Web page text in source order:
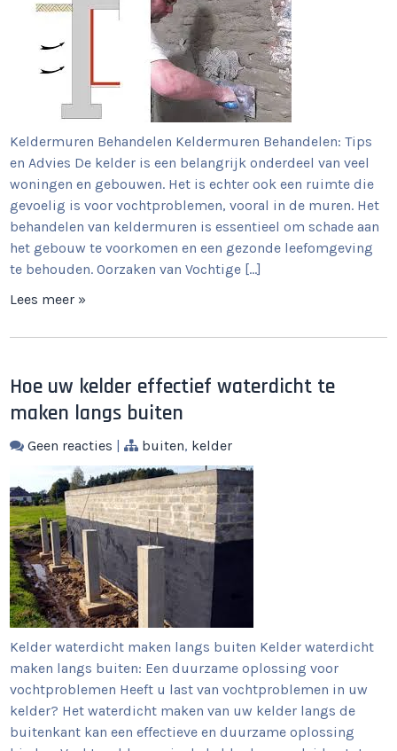
Keldermuren Behandelen Keldermuren Behandelen: Tips
en Advies De kelder is een belangrijk onderdeel van veel
woningen en gebouwen. Het is echter ook een ruimte die
gevoelig is voor vochtproblemen, vooral in de muren. Het
behandelen van keldermuren is essentieel om schade aan
het gebouw te voorkomen en een gezonde leefomgeving
te behouden. Oorzaken van Vochtige […]
Lees meer »
Hoe uw kelder effectief waterdicht te
maken langs buiten
Geen reacties | buiten, kelder
Kelder waterdicht maken langs buiten Kelder waterdicht
maken langs buiten: Een duurzame oplossing voor
vochtproblemen Heeft u last van vochtproblemen in uw
kelder? Het waterdicht maken van uw kelder langs de
buitenkant kan een effectieve en duurzame oplossing